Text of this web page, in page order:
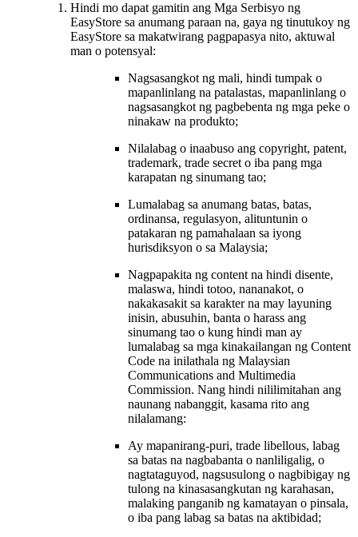
Hindi mo dapat gamitin ang Mga Serbisyo ng
EasyStore sa anumang paraan na, gaya ng tinutukoy ng
EasyStore sa makatwirang pagpapasya nito, aktuwal
man o potensyal:
Nagsasangkot ng mali, hindi tumpak o
mapanlinlang na patalastas, mapanlinlang o
nagsasangkot ng pagbebenta ng mga peke o
ninakaw na produkto;
Nilalabag o inaabuso ang copyright, patent,
trademark, trade secret o iba pang mga
karapatan ng sinumang tao;
Lumalabag sa anumang batas, batas,
ordinansa, regulasyon, alituntunin o
patakaran ng pamahalaan sa iyong
hurisdiksyon o sa Malaysia;
Nagpapakita ng content na hindi disente,
malaswa, hindi totoo, nananakot, o
nakakasakit sa karakter na may layuning
inisin, abusuhin, banta o harass ang
sinumang tao o kung hindi man ay
lumalabag sa mga kinakailangan ng Content
Code na inilathala ng Malaysian
Communications and Multimedia
Commission. Nang hindi nililimitahan ang
naunang nabanggit, kasama rito ang
nilalamang:
Ay mapanirang-puri, trade libellous, labag
sa batas na nagbabanta o nanliligalig, o
nagtataguyod, nagsusulong o nagbibigay ng
tulong na kinasasangkutan ng karahasan,
malaking panganib ng kamatayan o pinsala,
o iba pang labag sa batas na aktibidad;